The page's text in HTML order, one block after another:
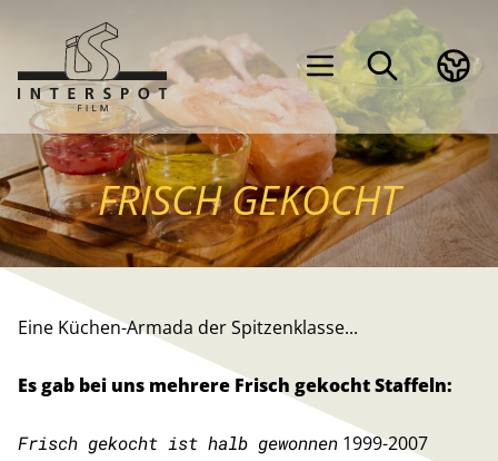
FRISCH GEKOCHT
Eine Küchen-Armada der Spitzenklasse...
Es gab bei uns mehrere Frisch gekocht Staffeln:
Frisch gekocht ist halb gewonnen 1999-2007